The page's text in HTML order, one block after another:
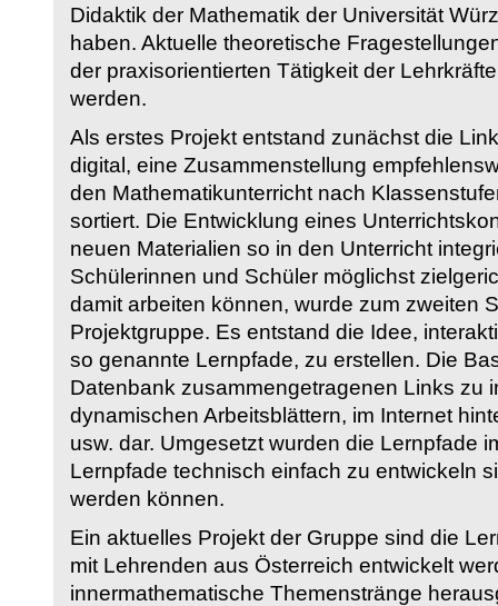
Didaktik der Mathematik der Universität
haben. Aktuelle theoretische
der praxisorientierten Tätigkeit der
werden.
Als erstes Projekt entstand zunächst die
digital, eine Zusammenstellung
den Mathematikunterricht nach
sortiert. Die Entwicklung eines
neuen Materialien so in den Unterricht
Schülerinnen und Schüler möglichst
damit arbeiten können, wurde zum zweiten
Projektgruppe. Es entstand die Idee,
so genannte Lernpfade, zu erstellen. Die
Datenbank zusammengetragenen Links zu
dynamischen Arbeitsblättern, im Internet
usw. dar. Umgesetzt wurden die Lernpfade
Lernpfade technisch einfach zu entwickeln
werden können.
Ein aktuelles Projekt der Gruppe sind die
mit Lehrenden aus Österreich entwickelt
innermathematische Themenstränge